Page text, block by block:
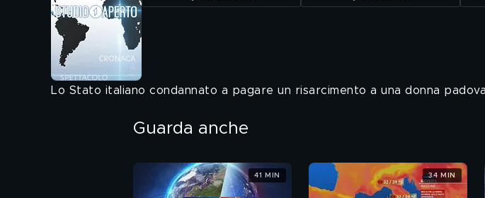
Lo Stato italiano condannato a pagare un risarcimento a una donna
Guarda anche
41 MIN 34 MIN